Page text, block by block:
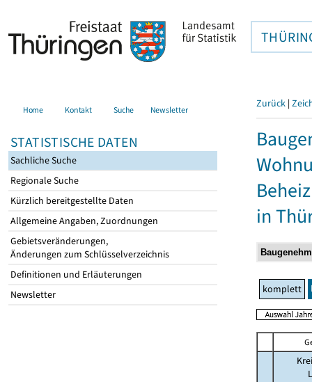
Home Kontakt Suche Newsletter
STATISTISCHE DATEN
Sachliche Suche
Regionale Suche
Kürzlich bereitgestellte Daten
Allgemeine Angaben, Zuordnungen
Gebietsveränderungen,
Änderungen zum Schlüsselverzeichnis
Definitionen und Erläuterungen
Newsletter
Zurück |
in
komplett